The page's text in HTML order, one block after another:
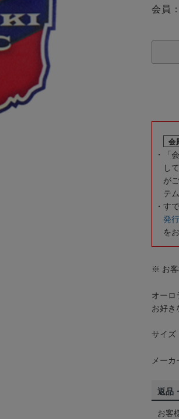
会員：
会
「
し
が
テ
す
発
を
※ お客
オーロ
お好き
サイズ
メー
返品
お客